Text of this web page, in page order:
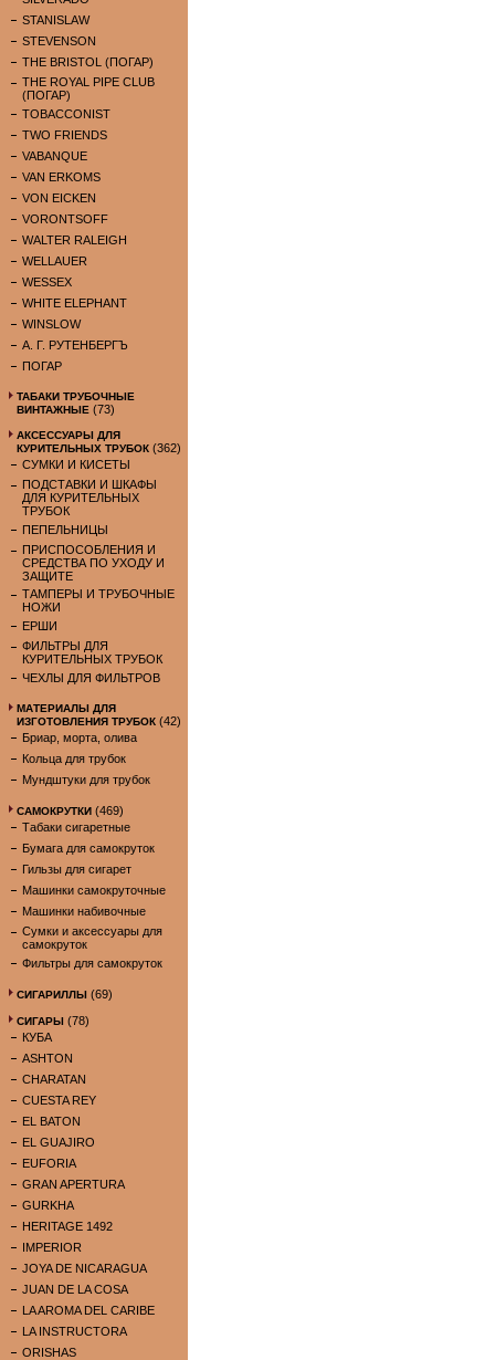
STANISLAW
STEVENSON
THE BRISTOL (ПОГАР)
THE ROYAL PIPE CLUB
(ПОГАР)
TOBACCONIST
TWO FRIENDS
VABANQUE
VAN ERKOMS
VON EICKEN
VORONTSOFF
WALTER RALEIGH
WELLAUER
WESSEX
WHITE ELEPHANT
WINSLOW
А. Г. РУТЕНБЕРГЪ
ПОГАР
ТАБАКИ ТРУБОЧНЫЕ
ВИНТАЖНЫЕ (73)
АКСЕССУАРЫ ДЛЯ
КУРИТЕЛЬНЫХ ТРУБОК (362)
СУМКИ И КИСЕТЫ
ПОДСТАВКИ И ШКАФЫ
ДЛЯ КУРИТЕЛЬНЫХ
ТРУБОК
ПЕПЕЛЬНИЦЫ
ПРИСПОСОБЛЕНИЯ И
СРЕДСТВА ПО УХОДУ И
ЗАЩИТЕ
ТАМПЕРЫ И ТРУБОЧНЫЕ
НОЖИ
ЕРШИ
ФИЛЬТРЫ ДЛЯ
КУРИТЕЛЬНЫХ ТРУБОК
ЧЕХЛЫ ДЛЯ ФИЛЬТРОВ
МАТЕРИАЛЫ ДЛЯ
ИЗГОТОВЛЕНИЯ ТРУБОК (42)
Бриар, морта, олива
Кольца для трубок
Мундштуки для трубок
САМОКРУТКИ (469)
Табаки сигаретные
Бумага для самокруток
Гильзы для сигарет
Машинки самокруточные
Машинки набивочные
Сумки и аксессуары для
самокруток
Фильтры для самокруток
СИГАРИЛЛЫ (69)
СИГАРЫ (78)
КУБА
ASHTON
CHARATAN
CUESTA REY
EL BATON
EL GUAJIRO
EUFORIA
GRAN APERTURA
GURKHA
HERITAGE 1492
IMPERIOR
JOYA DE NICARAGUA
JUAN DE LA COSA
LA AROMA DEL CARIBE
LA INSTRUCTORA
ORISHAS